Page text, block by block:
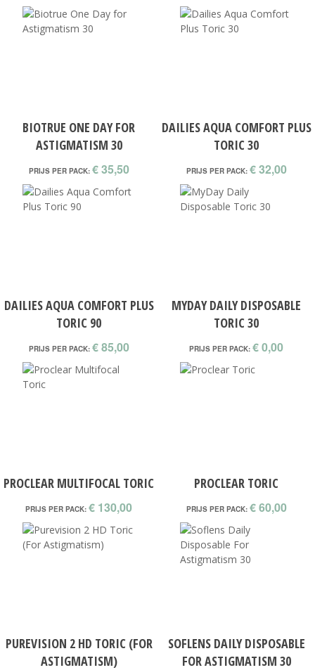
BIOTRUE ONE DAY FOR
ASTIGMATISM 30
PRIJS PER PACK: € 35,50
DAILIES AQUA COMFORT PLUS
TORIC 30
PRIJS PER PACK: € 32,00
DAILIES AQUA COMFORT PLUS
TORIC 90
PRIJS PER PACK: € 85,00
MYDAY DAILY DISPOSABLE
TORIC 30
PRIJS PER PACK: € 0,00
PROCLEAR MULTIFOCAL TORIC
PRIJS PER PACK: € 130,00
PROCLEAR TORIC
PRIJS PER PACK: € 60,00
PUREVISION 2 HD TORIC (FOR
ASTIGMATISM)
SOFLENS DAILY DISPOSABLE
FOR ASTIGMATISM 30